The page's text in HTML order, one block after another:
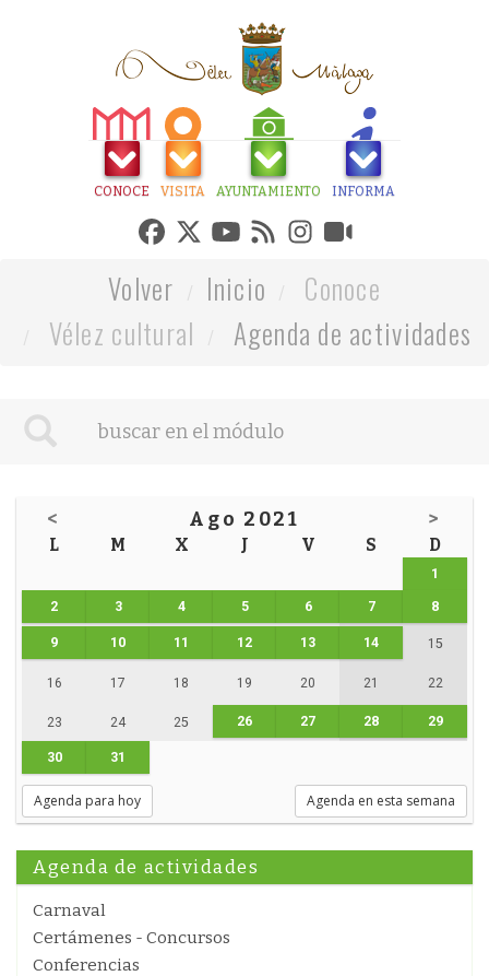
CONOCE VISITA AYUNTAMIENTO INFORMA
Volver Inicio
Conoce
Vélez cultural
Agenda de actividades
< Ago 2021 >
L M X J V S D
1
2 3 4 5 6 7 8
9 10 11 12 13 14 15
16 17 18 19 20 21 22
23 24 25 26 27 28 29
30 31
Agenda para hoy Agenda en esta semana
Agenda de actividades
Carnaval
Certámenes - Concursos
Conferencias